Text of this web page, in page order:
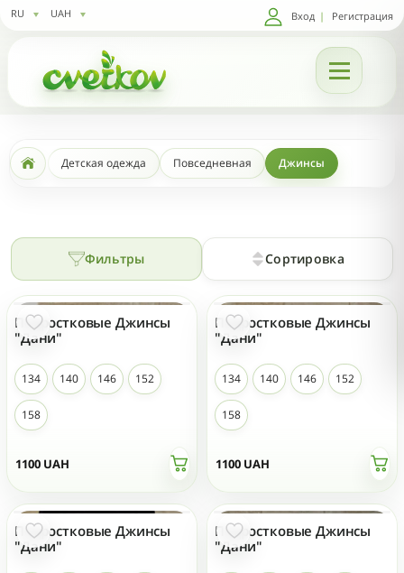
RU UAH Вход | Регистрация
Детская одежда Повседневная Джинсы
Фильтры Сортировка
1100 UAH
Подростковые Джинсы
"Дани"
134 140 146 152
158
1100 UAH
Подростковые Джинсы
"Дани"
134 140 146 152
158
Подростковые Джинсы
"Дани"
Подростковые Джинсы
"Дани"